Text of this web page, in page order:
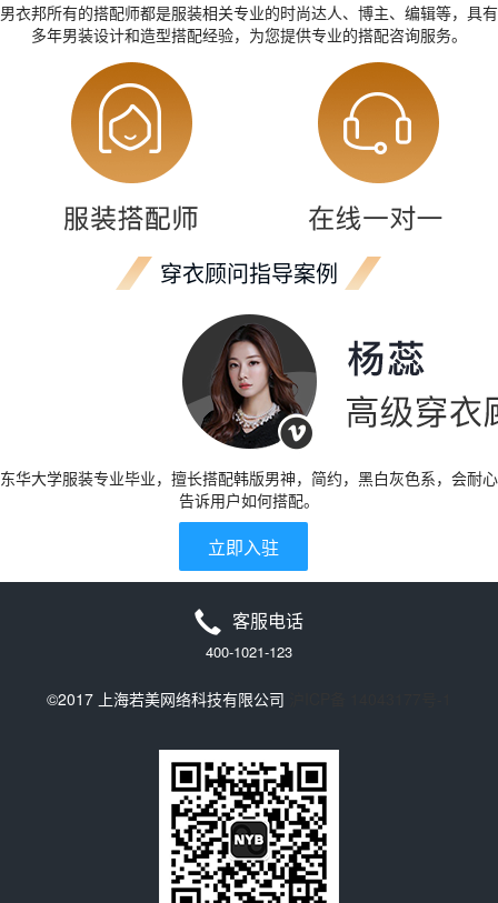
男衣邦所有的搭配师都是服装相关专业的时尚达人、博主、编辑等，具有
多年男装设计和造型搭配经验，为您提供专业的搭配咨询服务。
穿衣顾问指导案例
东华大学服装专业毕业，擅长搭配韩版男神，简约，黑白灰色系，会耐心
告诉用户如何搭配。
立即入驻
客服电话
400-1021-123
©2017 上海若美网络科技有限公司